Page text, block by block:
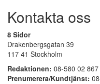
Kontakta oss
8 Sidor
Drakenbergsgatan 39
117 41 Stockholm
Redaktionen: 08-580 02 867
Prenumerera/Kundtjänst: